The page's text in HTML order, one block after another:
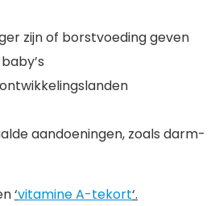
zijn of borstvoeding geven
aandoeningen, zoals darm-
‘vitamine A-tekort‘.